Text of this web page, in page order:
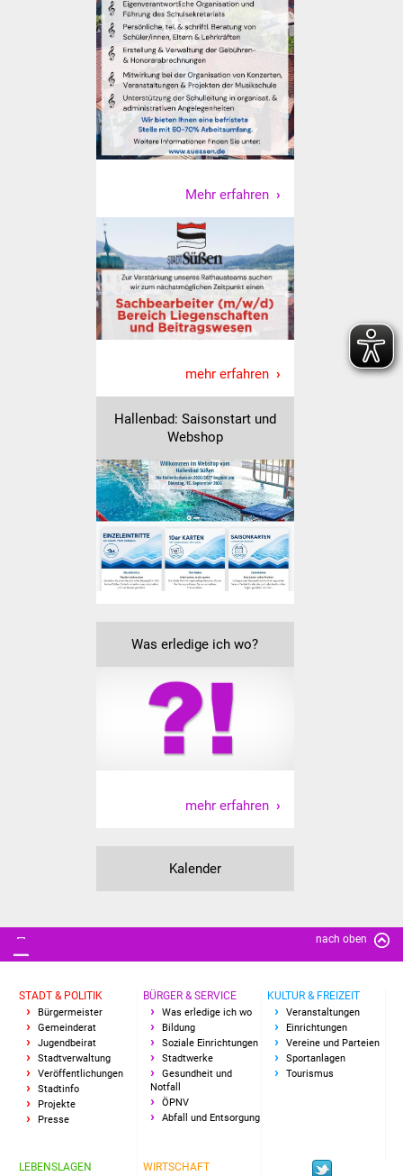
Selbsteintrag Vereine
Beirat Süßener Vereine
Sportanlagen
Tourismus
Erlebnisregion
Schwäbischer Albtrauf
Route der
Industriekultur
Lebenslagen
Senioren
Stadtseniorenrat
Sommerwochen für
Ältere
Seniorenwohn- und
Pflegeheim
Familien
Kinder und Jugendliche
Schülerferienprogramm
Migration und Integration
Freundeskreis Asyl
Wohnimmobilien +
Baugrundstücke
Wirtschaft
Haushalt & Infos
Wirtschaftsförderung
Gewerbeimmobilien
Mehr erfahren
mehr erfahren
Hallenbad: Saisonstart und
Webshop
Was erledige ich wo?
mehr erfahren
Kalender
nach oben
STADT & POLITIK
Bürgermeister
Gemeinderat
Jugendbeirat
Stadtverwaltung
Veröffentlichungen
Stadtinfo
Projekte
Presse
BÜRGER & SERVICE
Was erledige ich wo
Bildung
Soziale Einrichtungen
Stadtwerke
Gesundheit und
Notfall
ÖPNV
Abfall und Entsorgung
KULTUR & FREIZEIT
Veranstaltungen
Einrichtungen
Vereine und Parteien
Sportanlagen
Tourismus
LEBENSLAGEN WIRTSCHAFT